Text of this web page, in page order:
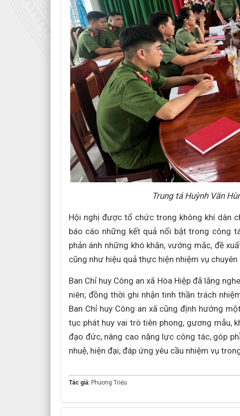
Trung tá Huỳnh Văn
Hội nghị được tổ chức trong không khí dân
báo cáo những kết quả nổi bật trong công
phản ánh những khó khăn, vướng mắc, đề
cũng như hiệu quả thực hiện nhiệm vụ chuyên
Ban Chỉ huy Công an xã Hòa Hiệp đã lắng
niên; đồng thời ghi nhận tinh thần trách
Ban Chỉ huy Công an xã cũng định hướng
tục phát huy vai trò tiên phong, gương mẫu,
đạo đức, nâng cao năng lực công tác, góp
nhuệ, hiện đại, đáp ứng yêu cầu nhiệm vụ
Tác giả: Phương Triệu